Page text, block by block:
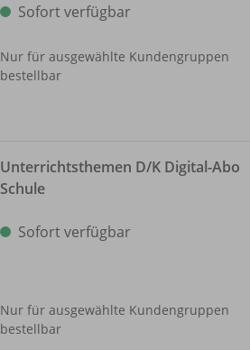
Sofort verfügbar
Nur für ausgewählte Kundengruppen
bestellbar
Unterrichtsthemen D/K Digital-Abo
Schule
Sofort verfügbar
Nur für ausgewählte Kundengruppen
bestellbar